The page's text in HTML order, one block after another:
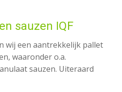
sauzen IQF
wij een aantrekkelijk pallet
waaronder o.a.
sauzen. Uiteraard